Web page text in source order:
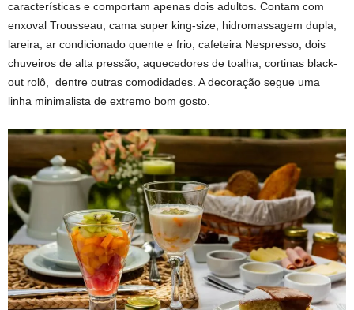
características e comportam apenas dois adultos. Contam com
enxoval Trousseau, cama super king-size, hidromassagem dupla,
lareira, ar condicionado quente e frio, cafeteira Nespresso, dois
chuveiros de alta pressão, aquecedores de toalha, cortinas black-
out rolô, dentre outras comodidades. A decoração segue uma
linha minimalista de extremo bom gosto.